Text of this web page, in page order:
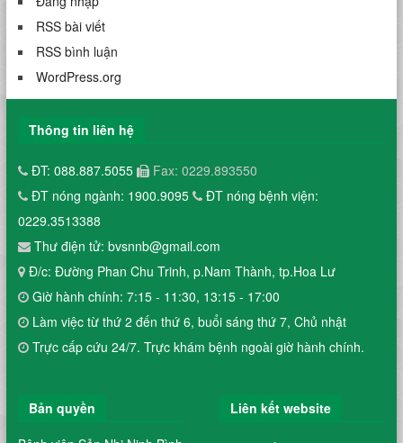
RSS bài viết
RSS bình luận
WordPress.org
Thông tin liên hệ
ĐT: 088.887.5055
Fax: 0229.893550
ĐT nóng ngành: 1900.9095
ĐT nóng bệnh viện:
0229.3513388
Thư điện tử: bvsnnb@gmail.com
Đ/c: Đường Phan Chu Trinh, p.Nam Thành, tp.Hoa Lư
Giờ hành chính: 7:15 - 11:30, 13:15 - 17:00
Làm việc từ thứ 2 đến thứ 6, buổi sáng thứ 7, Chủ nhật
Trực cấp cứu 24/7. Trực khám bệnh ngoài giờ hành chính.
Bản quyền
Liên kết website